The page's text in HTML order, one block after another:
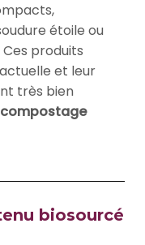
étoile ou
produits
et leur
très bien
biosourcé